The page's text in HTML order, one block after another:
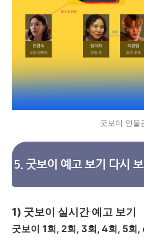
굿보이 인물
5. 굿보이 예고 보기 다시 보
1) 굿보이 실시간 예고 보기
굿보이 1회, 2회, 3회, 4회, 5회